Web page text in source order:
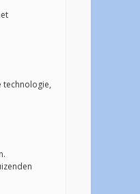
technologie,